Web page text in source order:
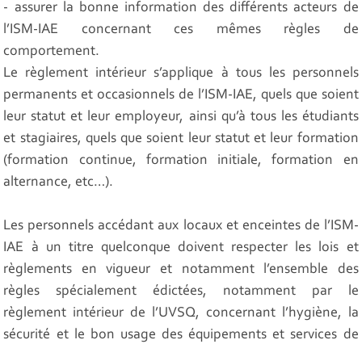
- assurer la bonne information des différents acteurs de
l’ISM-IAE concernant ces mêmes règles de
comportement.
Le règlement intérieur s’applique à tous les personnels
permanents et occasionnels de l’ISM-IAE, quels que soient
leur statut et leur employeur, ainsi qu’à tous les étudiants
et stagiaires, quels que soient leur statut et leur formation
(formation continue, formation initiale, formation en
alternance, etc…).
Les personnels accédant aux locaux et enceintes de l’ISM-
IAE à un titre quelconque doivent respecter les lois et
règlements en vigueur et notamment l’ensemble des
règles spécialement édictées, notamment par le
règlement intérieur de l’UVSQ, concernant l’hygiène, la
sécurité et le bon usage des équipements et services de